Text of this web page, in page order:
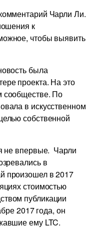
Чарли Ли.
к
чтобы выявить
была
проекта. На это
сообществе. По
в искусственном
собственной
не впервые. Чарли
в
произошел в 2017
стоимостью
публикации
2017 года, он
ему LTC.